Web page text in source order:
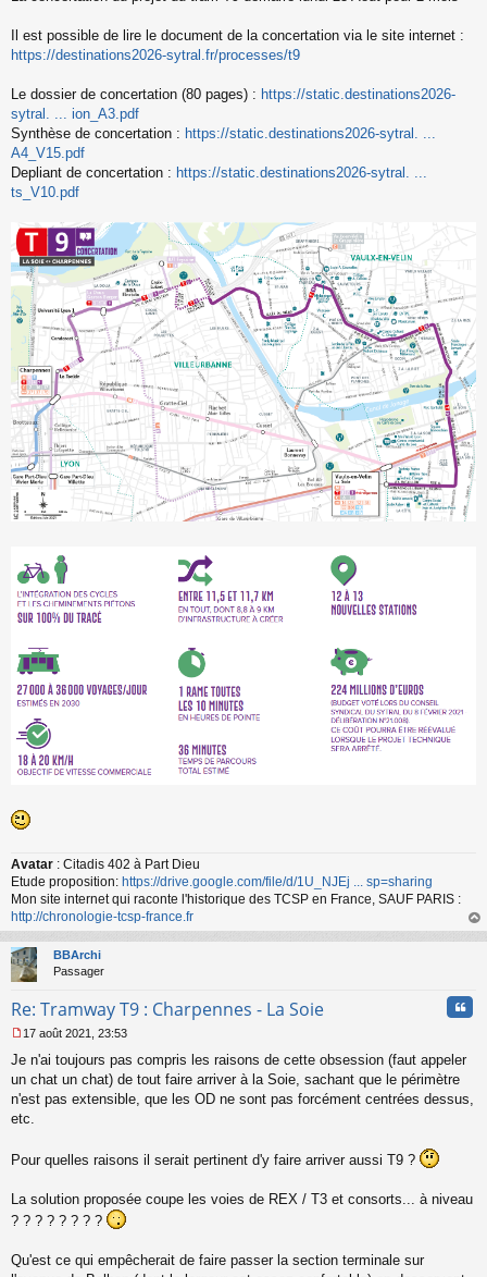
s
g
n
o
n
l
u
Il est possible de lire le document de la concertation via le site internet :
https://destinations2026-sytral.fr/processes/t9
Le dossier de concertation (80 pages) : https://static.destinations2026-
sytral. ... ion_A3.pdf
Synthèse de concertation : https://static.destinations2026-sytral. ...
A4_V15.pdf
Depliant de concertation : https://static.destinations2026-sytral. ...
ts_V10.pdf
Avatar : Citadis 402 à Part Dieu
Etude proposition: https://drive.google.com/file/d/1U_NJEj ... sp=sharing
Mon site internet qui raconte l'historique des TCSP en France, SAUF PARIS :
http://chronologie-tcsp-france.fr
au
BBArchi
Passager
Re: Tramway T9 : Charpennes - La Soie
e
s
s
g
n
l
u
17 août 2021, 23:53
Je n'ai toujours pas compris les raisons de cette obsession (faut appeler
un chat un chat) de tout faire arriver à la Soie, sachant que le périmètre
n'est pas extensible, que les OD ne sont pas forcément centrées dessus,
etc.
Pour quelles raisons il serait pertinent d'y faire arriver aussi T9 ?
La solution proposée coupe les voies de REX / T3 et consorts... à niveau
? ? ? ? ? ? ? ?
Qu'est ce qui empêcherait de faire passer la section terminale sur